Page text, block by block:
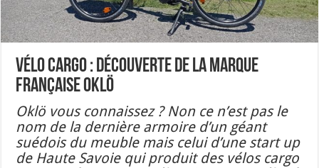
Vélo cargo : découverte de la marque
Française Oklö
Oklö vous connaissez ? Non ce n’est pas le
nom de la dernière armoire d’un géant
suédois du meuble mais celui d’une start up
de Haute Savoie qui produit des vélos cargo